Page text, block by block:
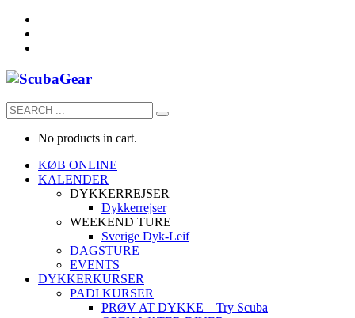
No products in cart.
KØB ONLINE
KALENDER
DYKKERREJSER
Dykkerrejser
WEEKEND TURE
Sverige Dyk-Leif
DAGSTURE
EVENTS
DYKKERKURSER
PADI KURSER
PRØV AT DYKKE – Try Scuba